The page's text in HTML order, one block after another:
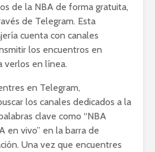
de la NBA de forma gratuita,
de Telegram. Esta
cuenta con canales
los encuentros en
verlos en línea.
en Telegram,
los canales dedicados a la
clave como “NBA
en vivo” en la barra de
Una vez que encuentres